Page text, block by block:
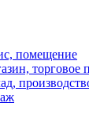
помещение
торговое